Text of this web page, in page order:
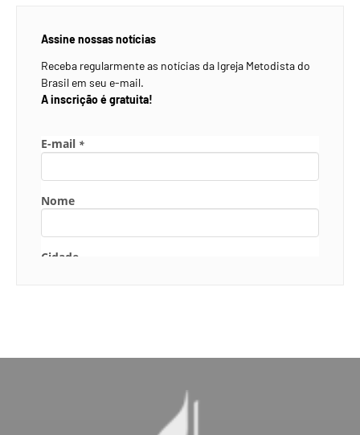
Assine nossas notícias
Receba regularmente as notícias da Igreja Metodista do
Brasil em seu e-mail.
A inscrição é gratuita!